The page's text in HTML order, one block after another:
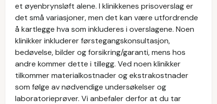
et øyenbrynsløft alene. I klinikkenes prisoverslag er
det små variasjoner, men det kan være utfordrende
å kartlegge hva som inkluderes i overslagene. Noen
klinikker inkluderer førstegangskonsultasjon,
bedøvelse, bilder og forsikring/garanti, mens hos
andre kommer dette i tillegg. Ved noen klinikker
tilkommer materialkostnader og ekstrakostnader
som følge av nødvendige undersøkelser og
laboratorieprøver. Vi anbefaler derfor at du tar